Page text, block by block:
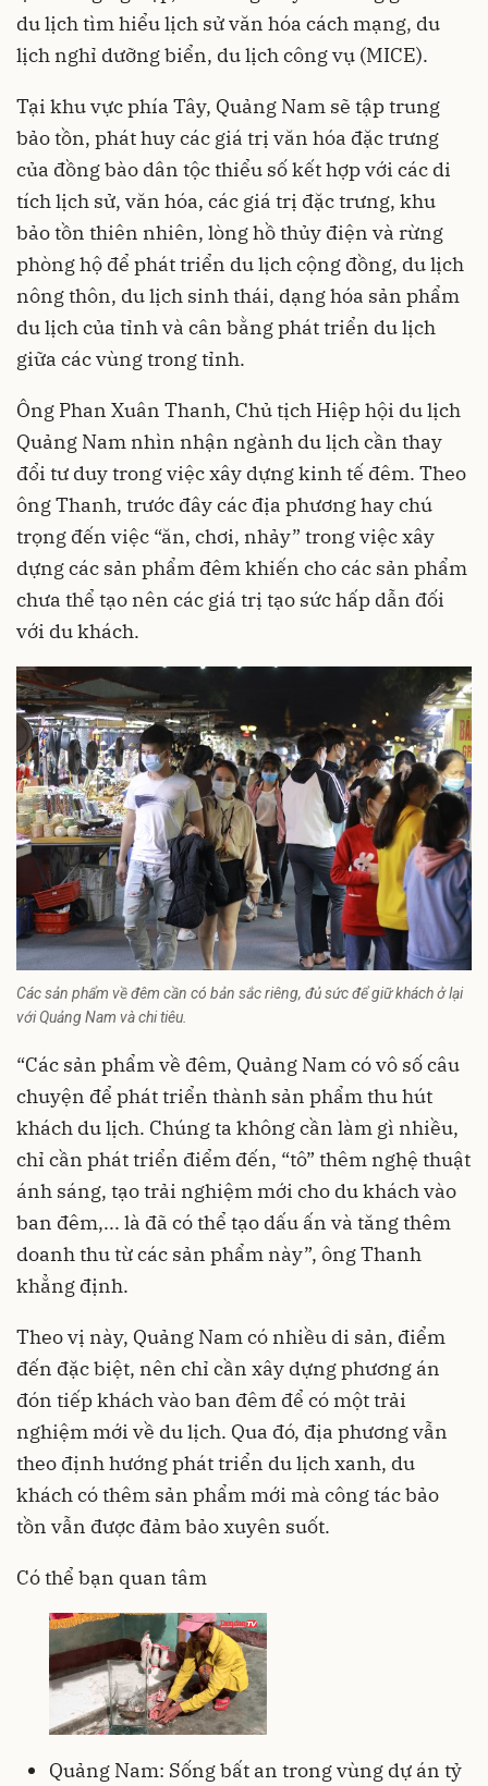
du lịch tìm hiểu lịch sử văn hóa cách mạng, du
lịch nghỉ dưỡng biển, du lịch công vụ (MICE).
Tại khu vực phía Tây, Quảng Nam sẽ tập trung
bảo tồn, phát huy các giá trị văn hóa đặc trưng
của đồng bào dân tộc thiểu số kết hợp với các di
tích lịch sử, văn hóa, các giá trị đặc trưng, khu
bảo tồn thiên nhiên, lòng hồ thủy điện và rừng
phòng hộ để phát triển du lịch cộng đồng, du lịch
nông thôn, du lịch sinh thái, dạng hóa sản phẩm
du lịch của tỉnh và cân bằng phát triển du lịch
giữa các vùng trong tỉnh.
Ông Phan Xuân Thanh, Chủ tịch Hiệp hội du lịch
Quảng Nam nhìn nhận ngành du lịch cần thay
đổi tư duy trong việc xây dựng kinh tế đêm. Theo
ông Thanh, trước đây các địa phương hay chú
trọng đến việc “ăn, chơi, nhảy” trong việc xây
dựng các sản phẩm đêm khiến cho các sản phẩm
chưa thể tạo nên các giá trị tạo sức hấp dẫn đối
với du khách.
Các sản phẩm về đêm cần có bản sắc riêng, đủ sức để giữ khách ở lại
với Quảng Nam và chi tiêu.
“Các sản phẩm về đêm, Quảng Nam có vô số câu
chuyện để phát triển thành sản phẩm thu hút
khách du lịch. Chúng ta không cần làm gì nhiều,
chỉ cần phát triển điểm đến, “tô” thêm nghệ thuật
ánh sáng, tạo trải nghiệm mới cho du khách vào
ban đêm,... là đã có thể tạo dấu ấn và tăng thêm
doanh thu từ các sản phẩm này”, ông Thanh
khẳng định.
Theo vị này, Quảng Nam có nhiều di sản, điểm
đến đặc biệt, nên chỉ cần xây dựng phương án
đón tiếp khách vào ban đêm để có một trải
nghiệm mới về du lịch. Qua đó, địa phương vẫn
theo định hướng phát triển du lịch xanh, du
khách có thêm sản phẩm mới mà công tác bảo
tồn vẫn được đảm bảo xuyên suốt.
Có thể bạn quan tâm
Quảng Nam: Sống bất an trong vùng dự án tỷ